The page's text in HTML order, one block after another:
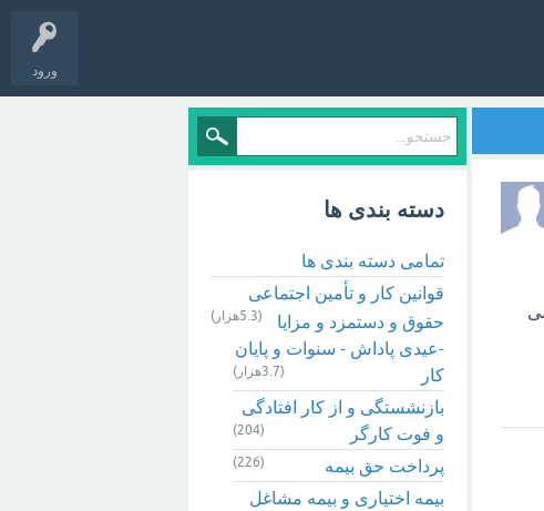
ورود
1401 چقدر می
دسته بندی ها
تمامی دسته بندی ها
قوانین کار و تأمین اجتماعی
(5.3هزار)
حقوق و دستمزد و مزایا
-عیدی پاداش - سنوات و پایان
کار
(3.7هزار)
بازنشستگی و از کار افتادگی
و فوت کارگر
(204)
پرداخت حق بیمه (226)
بیمه اختیاری و بیمه مشاغل